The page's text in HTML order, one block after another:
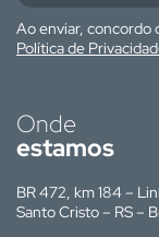
Ao enviar, concordo
Política de
Onde
estamos
BR 472, km 184 –
Santo Cristo – RS –